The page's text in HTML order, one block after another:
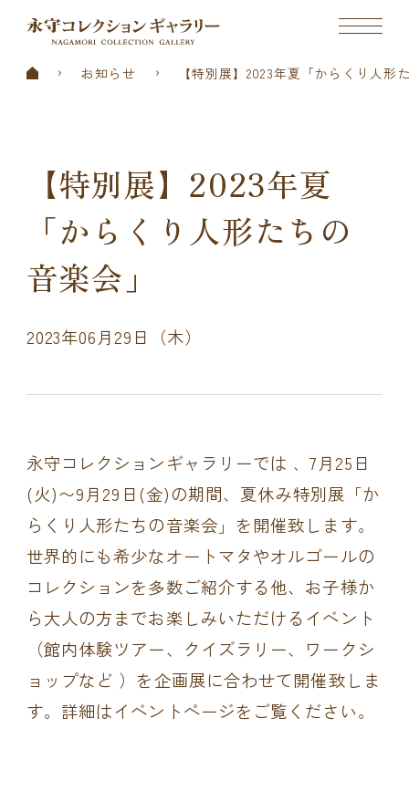
お知らせ 【特別展】2023年夏「からくり人形
【特別展】2023年夏
「からくり人形たちの
音楽会」
2023年06月29日（木）
永守コレクションギャラリーでは ､ 7月25日
(火)〜9月29日(金)の期間、夏休み特別展「か
らくり人形たちの音楽会」を開催致します。
世界的にも希少なオートマタやオルゴールの
コレクションを多数ご紹介する他、お子様か
ら大人の方までお楽しみいただけるイベント
（館内体験ツアー、クイズラリー、ワークシ
ョップなど ）を企画展に合わせて開催致しま
す。詳細はイベントページをご覧ください。